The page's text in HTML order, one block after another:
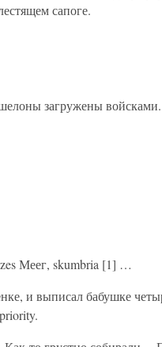
сапоге.
загружены войсками.
Меег, skumbria [1] …
и выписал бабушке